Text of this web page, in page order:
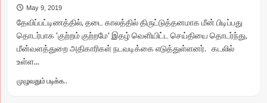
மணக்கோலத்தில்
வாக்களிக்க
வந்த
புதுமணத்
May 9, 2019
தேவிப்பட்டிணத்தில், தடை காலத்தில் திருட்டுத்தனமாக மீன் பிடிப்பது
தொடர்பாக 'குற்றம் குற்றமே' இதழ் வெளியிட்ட செய்தியை தொடர்ந்து,
மீன்வளத்துறை அதிகாரிகள் நடவடிக்கை எடுத்துள்ளனர். கடலில்
உள்ள...
முழுவதும் படிக்க..